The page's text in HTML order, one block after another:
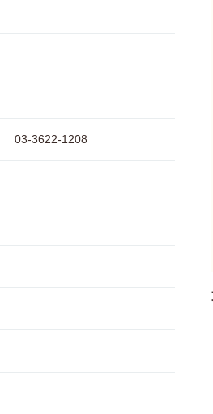
03-3622-1208